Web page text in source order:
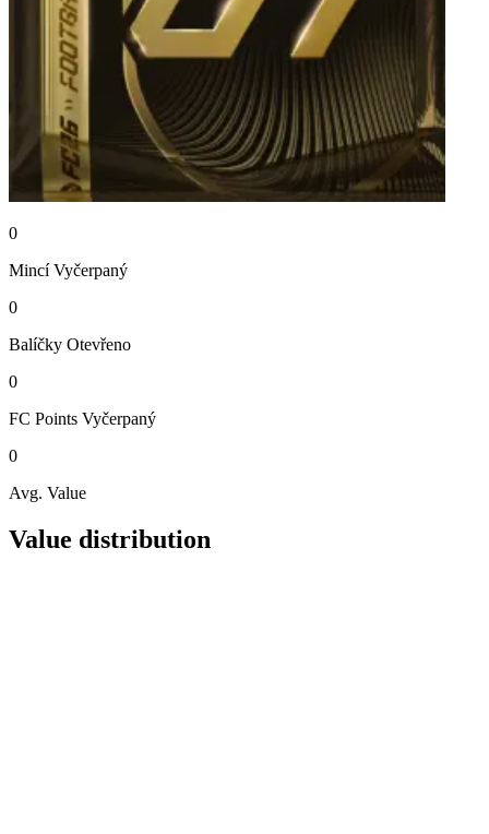
0
Mincí Vyčerpaný
0
Balíčky Otevřeno
0
FC Points Vyčerpaný
0
Avg. Value
Value distribution